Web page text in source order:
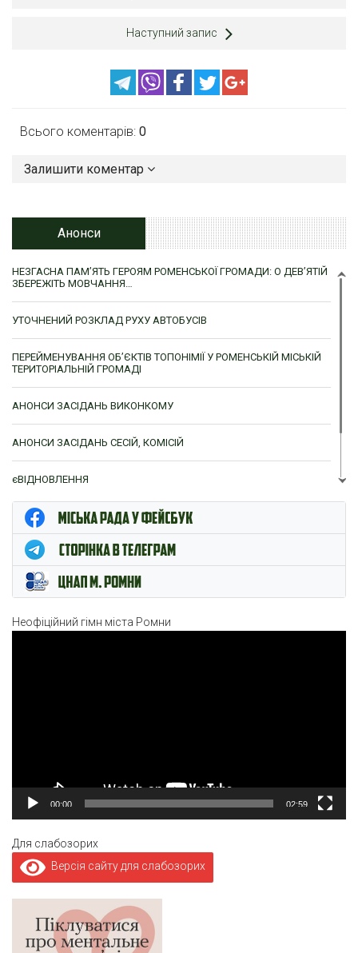
Наступний запис
Всього коментарів: 0
Залишити коментар
Анонси
НЕЗГАСНА ПАМ’ЯТЬ ГЕРОЯМ РОМЕНСЬКОЇ ГРОМАДИ: О ДЕВ’ЯТІЙ
ЗБЕРЕЖІТЬ МОВЧАННЯ…
УТОЧНЕНИЙ РОЗКЛАД РУХУ АВТОБУСІВ
ПЕРЕЙМЕНУВАННЯ ОБ’ЄКТІВ ТОПОНІМІЇ У РОМЕНСЬКІЙ МІСЬКІЙ
ТЕРИТОРІАЛЬНІЙ ГРОМАДІ
АНОНСИ ЗАСІДАНЬ ВИКОНКОМУ
АНОНСИ ЗАСІДАНЬ СЕСІЙ, КОМІСІЙ
єВІДНОВЛЕННЯ
ЦНАП м. Ромни
Неофіційний гімн міста Ромни
00:00 02:59
Для слабозорих
Версія сайту для слабозорих